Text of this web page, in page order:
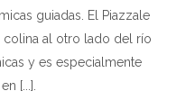
guiadas. El Piazzale
colina al otro lado del río
y es especialmente
[...].